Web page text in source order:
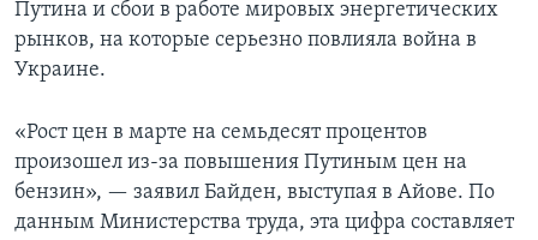
Путина и сбои в работе мировых энергетических
рынков, на которые серьезно повлияла война в
Украине.
«Рост цен в марте на семьдесят процентов
произошел из-за повышения Путиным цен на
бензин», — заявил Байден, выступая в Айове. По
данным Министерства труда, эта цифра составляет